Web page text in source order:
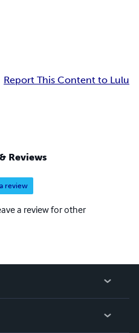
Report This Content to Lulu
Reviews
review
a review for other